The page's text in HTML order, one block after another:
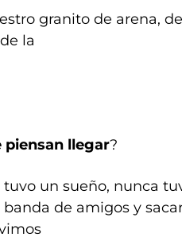
granito de arena,
la
piensan llegar?
tuvo un sueño, nunca
de amigos y